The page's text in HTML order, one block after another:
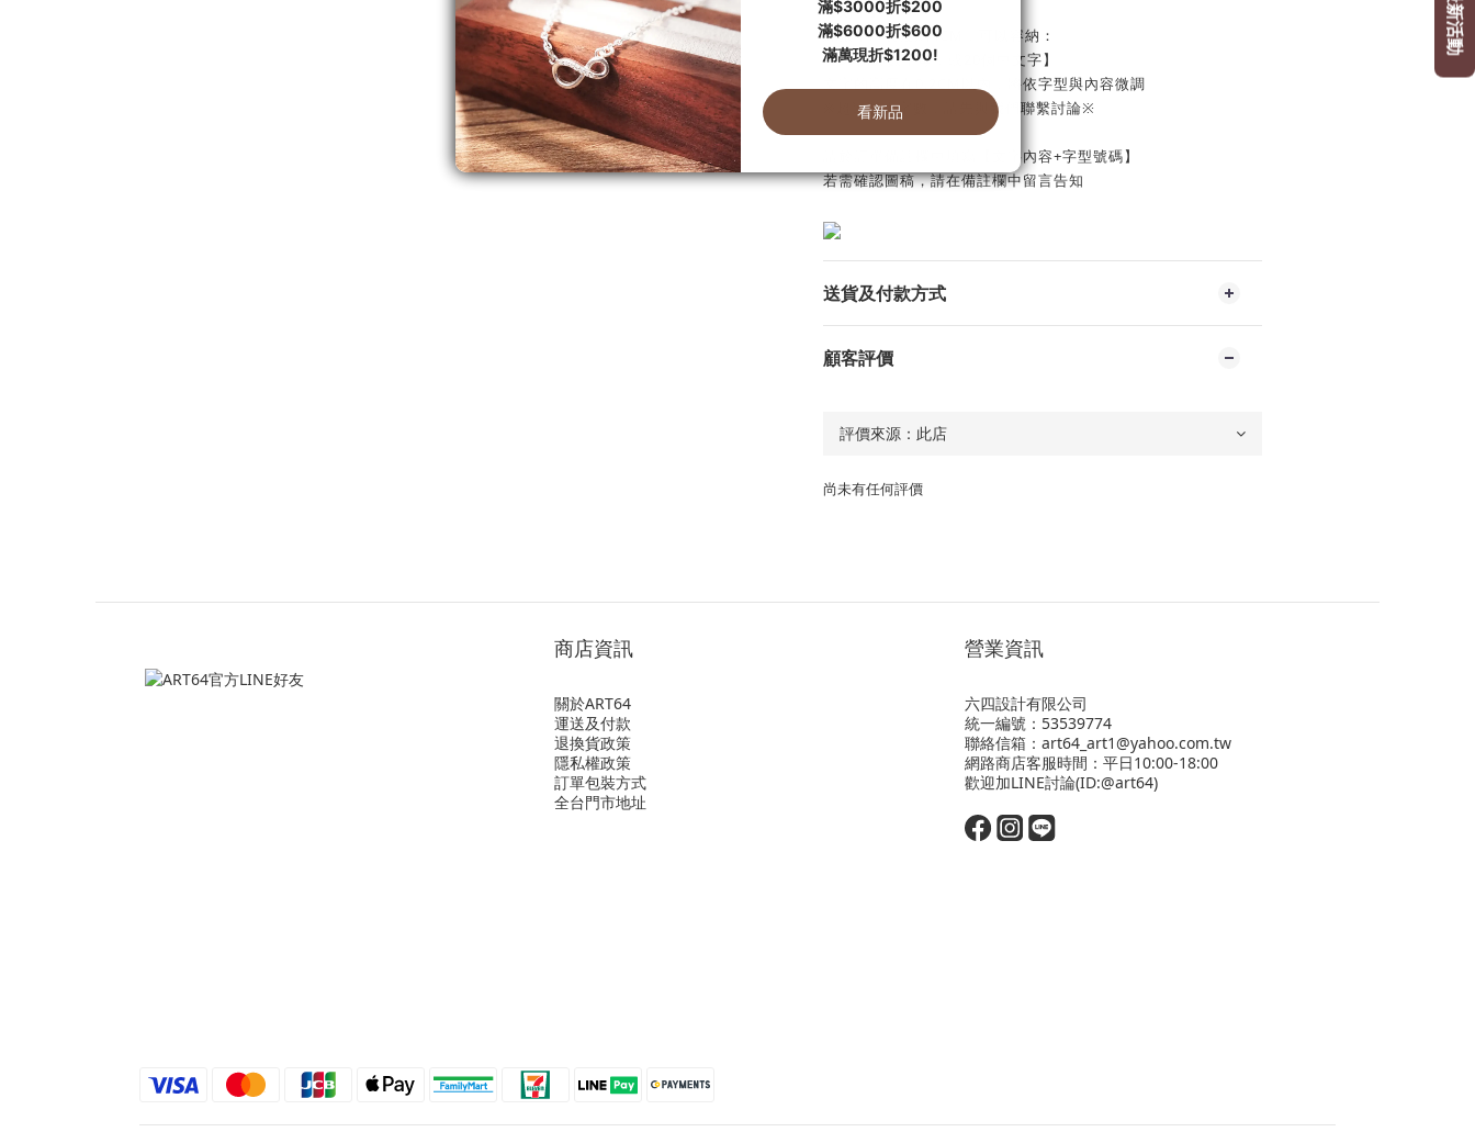
【刻字】
純銀字牌長度約4CM，可以容納：
【30個英數字母，或20個中文字】
文字的高度在0.2CM以內，將依字型與內容微調
※超過以上字數，請先與我們聯繫討論※
請於訂單備註欄中填寫【文字內容+字型號碼】
若需確認圖稿，請在備註欄中留言告知
送貨及付款方式
顧客評價
尚未有任何評價
商店資訊
關於ART64
運送及付款
退換貨政策
隱私權政策
訂單包裝方式
全台門市地址
營業資訊
六四設計有限公司
統一編號：53539774
聯絡信箱：art64_art1@yahoo.com.tw
網路商店客服時間：平日10:00-18:00
歡迎加LINE討論(ID:@art64)